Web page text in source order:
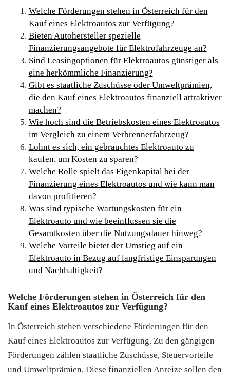
Welche Förderungen stehen in Österreich für den
Kauf eines Elektroautos zur Verfügung?
Bieten Autohersteller spezielle
Finanzierungsangebote für Elektrofahrzeuge an?
Sind Leasingoptionen für Elektroautos günstiger als
eine herkömmliche Finanzierung?
Gibt es staatliche Zuschüsse oder Umweltprämien,
die den Kauf eines Elektroautos finanziell attraktiver
machen?
Wie hoch sind die Betriebskosten eines Elektroautos
im Vergleich zu einem Verbrennerfahrzeug?
Lohnt es sich, ein gebrauchtes Elektroauto zu
kaufen, um Kosten zu sparen?
Welche Rolle spielt das Eigenkapital bei der
Finanzierung eines Elektroautos und wie kann man
davon profitieren?
Was sind typische Wartungskosten für ein
Elektroauto und wie beeinflussen sie die
Gesamtkosten über die Nutzungsdauer hinweg?
Welche Vorteile bietet der Umstieg auf ein
Elektroauto in Bezug auf langfristige Einsparungen
und Nachhaltigkeit?
Welche Förderungen stehen in Österreich für den
Kauf eines Elektroautos zur Verfügung?
In Österreich stehen verschiedene Förderungen für den
Kauf eines Elektroautos zur Verfügung. Zu den gängigen
Förderungen zählen staatliche Zuschüsse, Steuervorteile
und Umweltprämien. Diese finanziellen Anreize sollen den